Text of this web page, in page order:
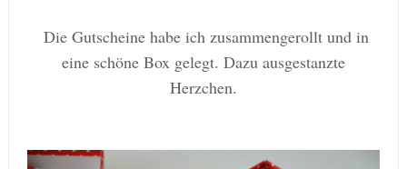
Die Gutscheine habe ich zusammengerollt und in
eine schöne Box gelegt. Dazu ausgestanzte
Herzchen.